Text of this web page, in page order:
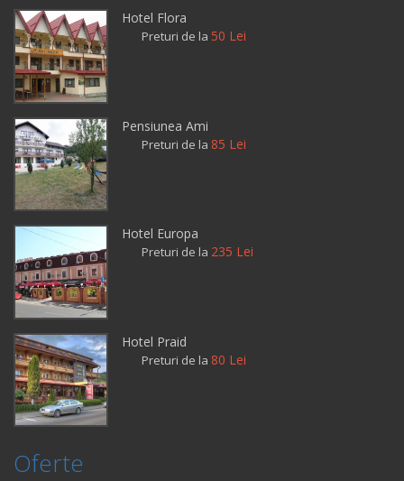
Hotel Flora
Preturi de la 50 Lei
Pensiunea Ami
Preturi de la 85 Lei
Hotel Europa
Preturi de la 235 Lei
Hotel Praid
Preturi de la 80 Lei
Oferte